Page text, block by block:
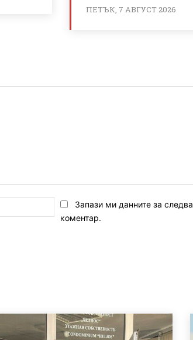
ПЕТЪК, 7 АВГУСТ 2026
Email:*Запази ми данните за
коментар.